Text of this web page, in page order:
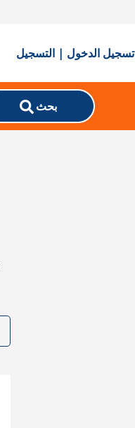
تسجيل الدخول | التسجيل
بحث